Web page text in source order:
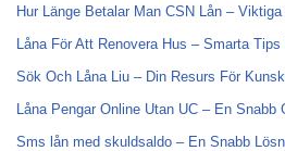
Hur Länge Betalar Man CSN Lån –
Låna För Att Renovera Hus – Smarta
Sök Och Låna Liu – Din Resurs För
Låna Pengar Online Utan UC – En Snabb
Sms lån med skuldsaldo – En Snabb